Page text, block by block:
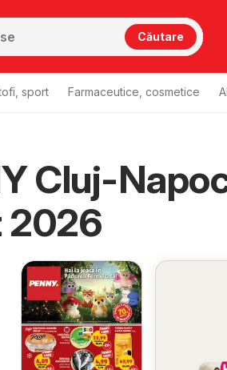
Căutare
sport Farmaceutice, cosmetice
Cluj-
2026